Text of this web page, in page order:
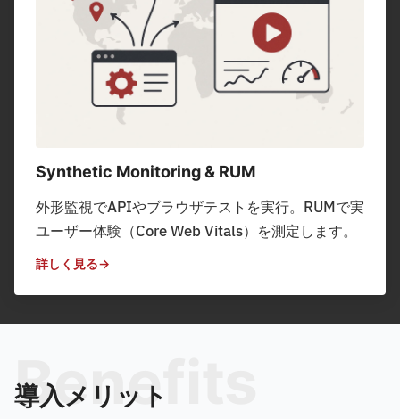
Synthetic Monitoring & RUM
外形監視でAPIやブラウザテストを実行。RUMで実
ユーザー体験（Core Web Vitals）を測定します。
詳しく見る
導入メリット
Benefits